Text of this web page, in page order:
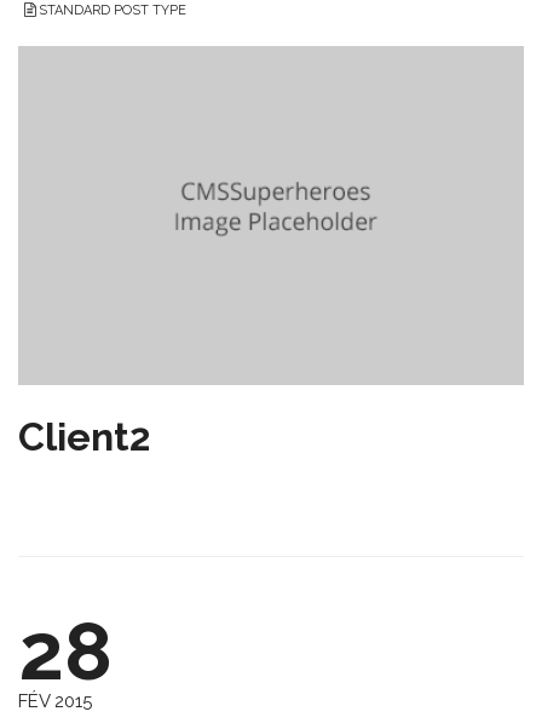
STANDARD POST TYPE
Client2
28
FÉV 2015